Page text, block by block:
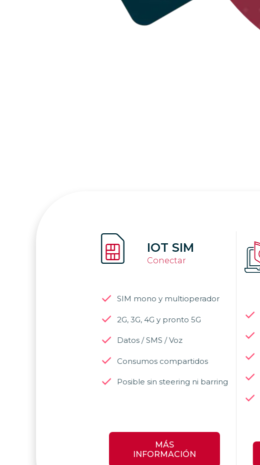
IOT SIM
Conectar
SIM mono y multioperador
2G, 3G, 4G y pronto 5G
Datos / SMS / Voz
Consumos compartidos
Posible sin steering ni barring
MÁS
INFORMACIÓN